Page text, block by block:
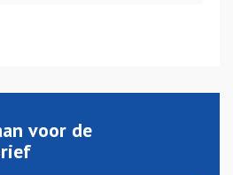
voor de